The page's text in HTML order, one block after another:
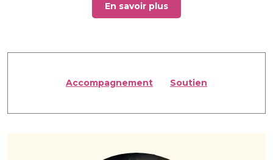
En savoir plus
Accompagnement Soutien